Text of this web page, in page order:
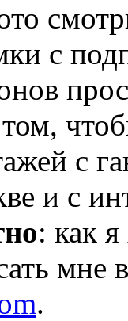
с
с
и с
: как
мне
.